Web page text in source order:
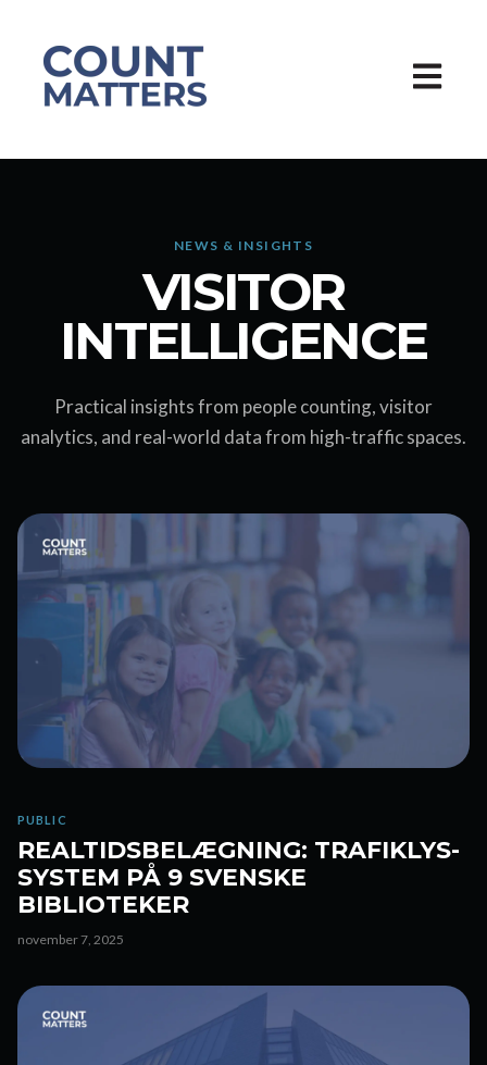
Åbn
NEWS & INSIGHTS
VISITOR
INTELLIGENCE
Practical insights from people counting, visitor
analytics, and real-world data from high-traffic spaces.
PUBLIC
REALTIDSBELÆGNING: TRAFIKLYS-
SYSTEM PÅ 9 SVENSKE
BIBLIOTEKER
november 7, 2025